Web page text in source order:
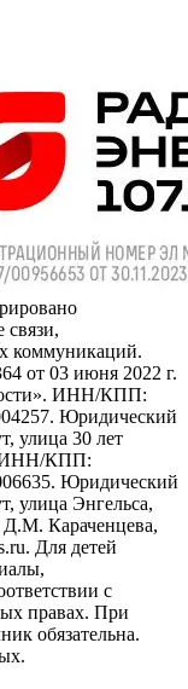
связи,
коммуникаций.
от 03 июня 2022 г.
ИНН/КПП:
Юридический
улица 30 лет
ИНН/КПП:
Юридический
улица Энгельса,
Д.М. Караченцева,
Для детей
с
правах. При
обязательна.